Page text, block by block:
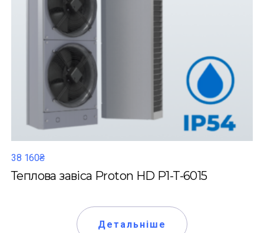
38 160₴
Теплова завіса Proton HD P1-T-6015
Детальніше